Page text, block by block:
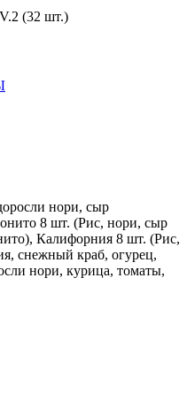
(32 шт.)
нори, сыр
8 шт. (Рис, нори, сыр
Калифорния 8 шт. (Рис,
снежный краб, огурец,
нори, курица, томаты,